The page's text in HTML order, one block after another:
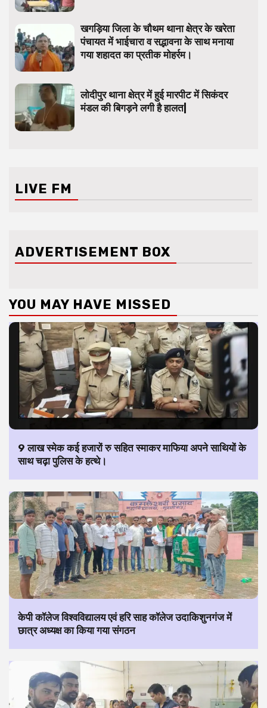
खगड़िया जिला के चौथम थाना क्षेत्र के खरेता
पंचायत में भाईचारा व सद्भावना के साथ मनाया
गया शहादत का प्रतीक मोहर्रम।
लोदीपुर थाना क्षेत्र में हुई मारपीट में सिकंदर
मंडल की बिगड़ने लगी है हालत|
LIVE FM
ADVERTISEMENT BOX
YOU MAY HAVE MISSED
9 लाख स्मेक कई हजारों रु सहित स्माकर माफिया अपने साथियों के
साथ चढ़ा पुलिस के हत्थे।
केपी कॉलेज विश्वविद्यालय एवं हरि साह कॉलेज उदाकिशुनगंज में
छात्र अध्यक्ष का किया गया संगठन